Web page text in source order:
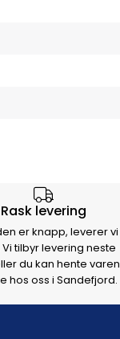
Rask levering
er knapp, leverer vi
Vi tilbyr levering neste
du kan hente varen
hos oss i Sandefjord.